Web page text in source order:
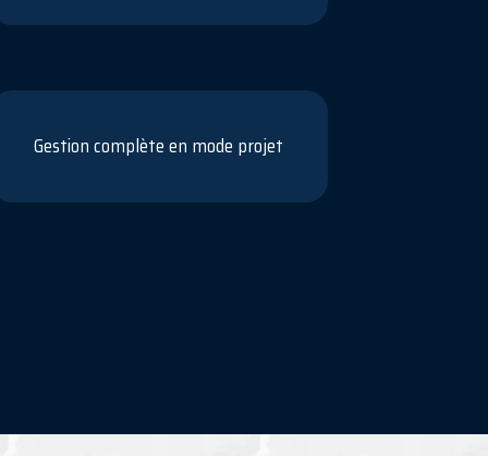
Gestion complète en mode projet